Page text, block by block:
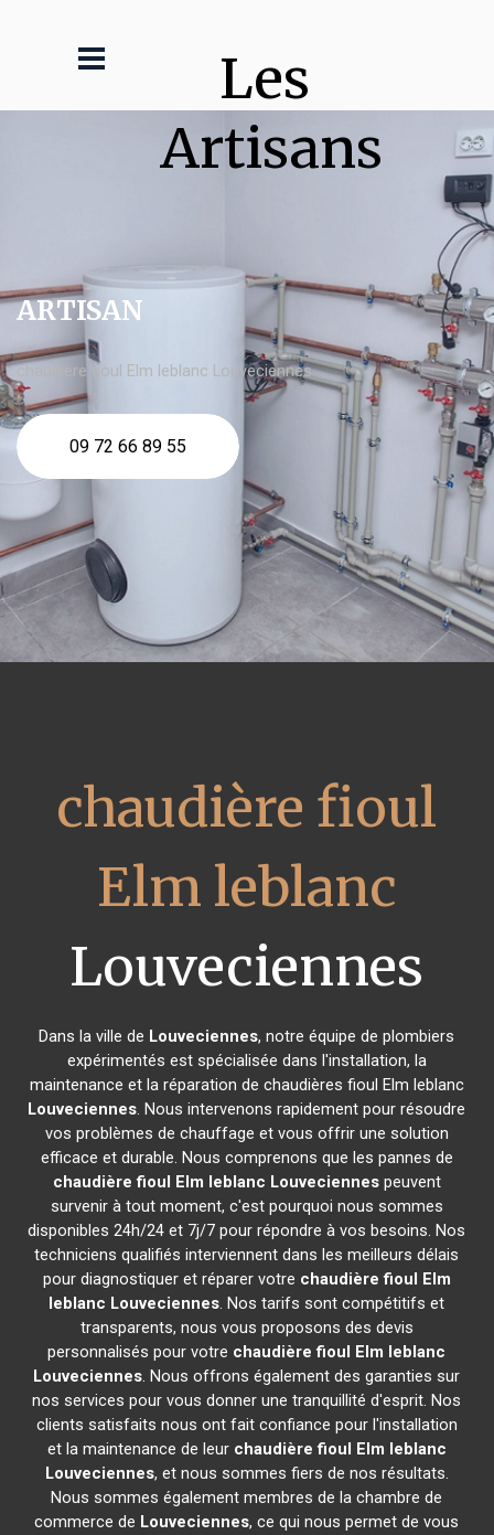
Les
Artisans
ARTISAN
chaudière fioul Elm leblanc Louveciennes
09 72 66 89 55
chaudière fioul
Elm leblanc
Louveciennes
Dans la ville de Louveciennes, notre équipe de plombiers
expérimentés est spécialisée dans l'installation, la
maintenance et la réparation de chaudières fioul Elm leblanc
Louveciennes. Nous intervenons rapidement pour résoudre
vos problèmes de chauffage et vous offrir une solution
efficace et durable. Nous comprenons que les pannes de
chaudière fioul Elm leblanc Louveciennespeuvent
survenir à tout moment, c'est pourquoi nous sommes
disponibles 24h/24 et 7j/7 pour répondre à vos besoins. Nos
techniciens qualifiés interviennent dans les meilleurs délais
pour diagnostiquer et réparer votre chaudière fioul Elm
leblanc Louveciennes. Nos tarifs sont compétitifs et
transparents, nous vous proposons des devis
personnalisés pour votre chaudière fioul Elm leblanc
Louveciennes. Nous offrons également des garanties sur
nos services pour vous donner une tranquillité d'esprit. Nos
clients satisfaits nous ont fait confiance pour l'installation
et la maintenance de leur chaudière fioul Elm leblanc
Louveciennes, et nous sommes fiers de nos résultats.
Nous sommes également membres de la chambre de
commerce de Louveciennes, ce qui nous permet de vous